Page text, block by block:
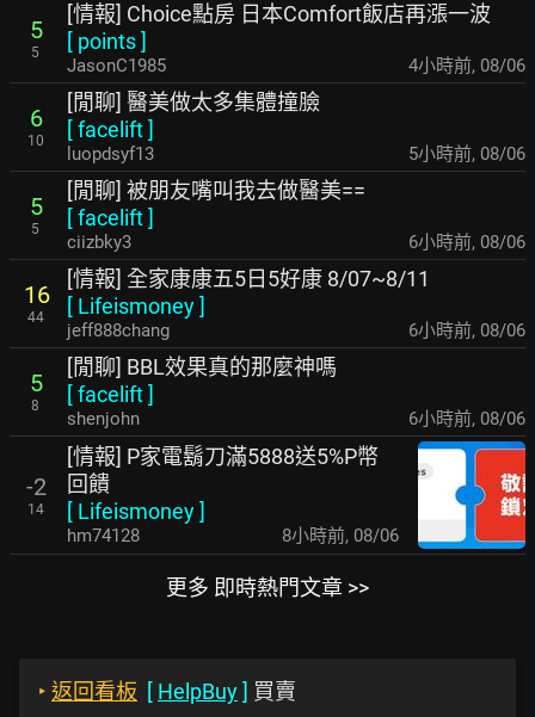
5
5
[情報] Choice點房 日本Comfort飯店再漲一波
[ points]
JasonC1985 4小時前, 08/06
6
10
[閒聊] 醫美做太多集體撞臉
[facelift]
luopdsyf13 5小時前, 08/06
5
5
[閒聊] 被朋友嘴叫我去做醫美==
[facelift]
ciizbky3 6小時前, 08/06
16
44
[情報] 全家康康五5日5好康 8/07~8/11
[ Lifeismoney]
jeff888chang 6小時前, 08/06
5
8
[閒聊] BBL效果真的那麼神嗎
[facelift]
shenjohn 6小時前, 08/06
-2
14
[情報] P家電鬍刀滿5888送5%P幣
回饋
[ Lifeismoney]
hm74128 8小時前, 08/06
更多 即時熱門文章 >>
‣ 返回看板 [ HelpBuy] 買賣